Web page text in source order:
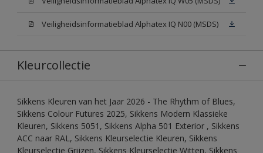
Veiligheidsinformatieblad Alphatex IQ N00 (MSDS)
Kleurcollectie
Sikkens Kleuren van het Jaar 2026 - The Rhythm of Blues,
Sikkens Colour Futures 2025, Sikkens Modern Klassieke
Kleuren, Sikkens 5051, Sikkens Alpha 501 Exterior , Sikkens
ACC naar RAL, Sikkens Kleurselectie Kleuren, Sikkens
Kleurselectie Grijzen, Sikkens Kleurselectie Witten, Sikkens